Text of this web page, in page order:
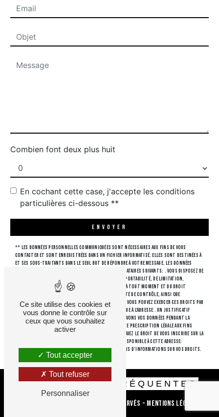
Combien font deux plus huit
En cochant cette case, j'accepte les conditions
particulières ci-dessous **
ENVOYER
** Les données personnelles communiquées sont nécessaires aux fins de vous
contacter et sont enregistrées dans un fichier informatisé. Elles sont destinées à
et ses sous-traitants dans le seul but de répondre à votre message. Les données
collectées seront communiquées aux seuls destinataires suivants: . Vous disposez de
droits d’accès, de rectification, d’effacement, de portabilité, de limitation,
d’opposition, de retrait de votre consentement à tout moment et du droit
d’introduire une réclamation auprès d’une autorité de contrôle, ainsi que
d’organiser le sort de vos données post-mortem. Vous pouvez exercer ces droits par
voie postale à l'adresse ou par courrier électronique à l'adresse . Un justificatif
d'identité pourra vous être demandé. Nous conservons vos données pendant la
période de prise de contact puis pendant la durée de prescription légale aux fins
probatoires et de gestion des contentieux. Vous avez le droit de vous inscrire sur la
liste d'opposition au démarchage téléphonique, disponible à cette adresse:
Bloctel.gouv.fr. Consultez le site cnil.fr pour plus d’informations sur vos droits.
RECHERCHES FRÉQUENTES
- 2026 - Tous droits réservés - Mentions légales
Ce site utilise des cookies et
vous donne le contrôle sur
ceux que vous souhaitez
activer
Tout accepter
Tout refuser
Personnaliser